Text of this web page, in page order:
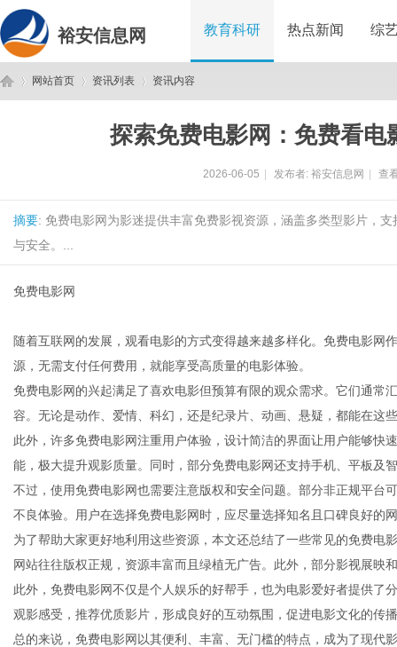
裕安信息网 教育科研 热点新闻 综
网站首页 资讯列表 资讯内容
探索免费电影网：免费看电
2026-06-05 发布者: 裕安信息网 查
摘要: 免费电影网为影迷提供丰富免费影视资源，涵盖多类型影片，
与安全。...
免费电影网
随着互联网的发展，观看电影的方式变得越来越多样化。免费电影网
源，无需支付任何费用，就能享受高质量的电影体验。
免费电影网的兴起满足了喜欢电影但预算有限的观众需求。它们通常
容。无论是动作、爱情、科幻，还是纪录片、动画、悬疑，都能在这
此外，许多免费电影网注重用户体验，设计简洁的界面让用户能够快
能，极大提升观影质量。同时，部分免费电影网还支持手机、平板及
不过，使用免费电影网也需要注意版权和安全问题。部分非正规平台
不良体验。用户在选择免费电影网时，应尽量选择知名且口碑良好的
为了帮助大家更好地利用这些资源，本文还总结了一些常见的免费电
网站往往版权正规，资源丰富而且绿植无广告。此外，部分影视展映
此外，免费电影网不仅是个人娱乐的好帮手，也为电影爱好者提供了
观影感受，推荐优质影片，形成良好的互动氛围，促进电影文化的传
总的来说，免费电影网以其便利、丰富、无门槛的特点，成为了现代